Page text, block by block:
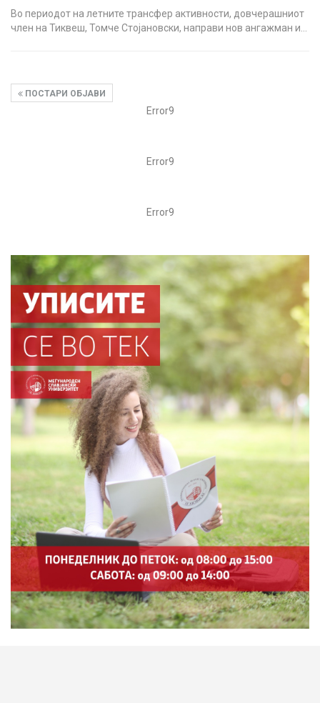
Во периодот на летните трансфер активности, довчерашниот
член на Тиквеш, Томче Стојановски, направи нов ангажман и…
ПОСТАРИ ОБЈАВИ
Error9
Error9
Error9